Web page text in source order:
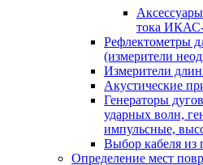
тока
Рефлектометры
(измерители
Измерители
Акустические
Генераторы
ударных волн,
импульсные,
Выбор кабеля из
Определение мест